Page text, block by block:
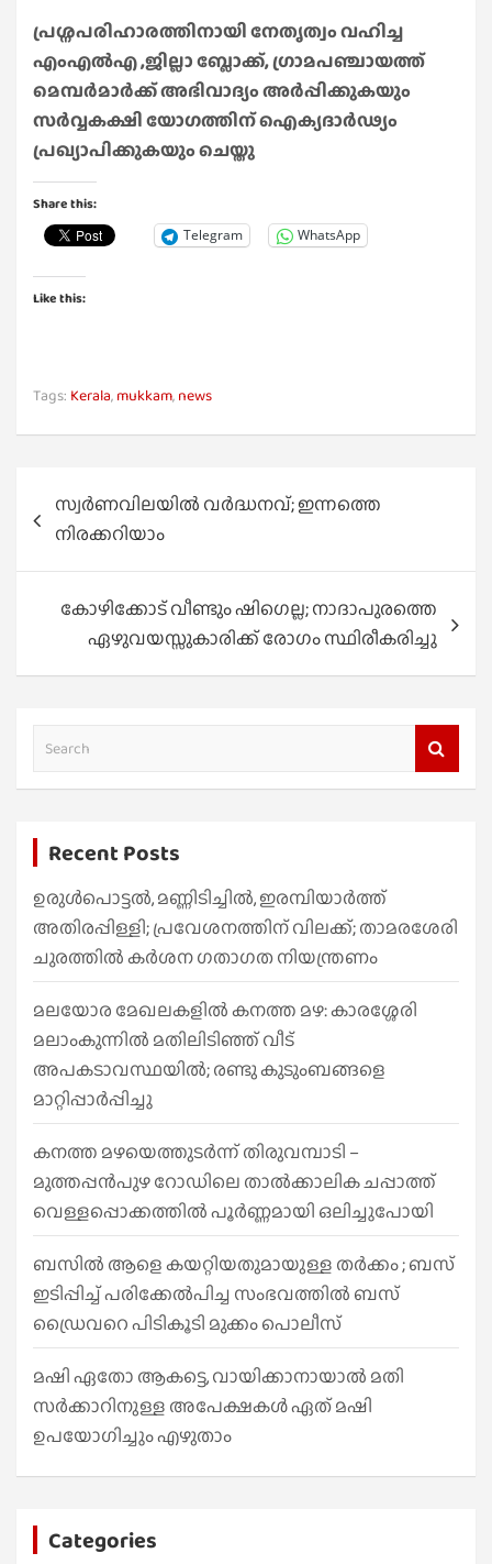
പ്രശ്നപരിഹാരത്തിനായി നേതൃത്വം വഹിച്ച
എംഎൽഎ ,ജില്ലാ ബ്ലോക്ക്, ഗ്രാമപഞ്ചായത്ത്
മെമ്പർമാർക്ക് അഭിവാദ്യം അർപ്പിക്കുകയും
സർവ്വകക്ഷി യോഗത്തിന് ഐക്യദാർഢ്യം
പ്രഖ്യാപിക്കുകയും ചെയ്തു
Share this:
Telegram WhatsApp
Like this:
Tags: Kerala, mukkam, news
navigation
സ്വർണവിലയിൽ വർദ്ധനവ്; ഇന്നത്തെ
നിരക്കറിയാം
കോഴിക്കോട് വീണ്ടും ഷിഗെല്ല; നാദാപുരത്തെ
ഏഴുവയസ്സുകാരിക്ക് രോഗം സ്ഥിരീകരിച്ചു
a
h
Recent Posts
ഉരുൾപൊട്ടൽ, മണ്ണിടിച്ചിൽ, ഇരമ്പിയാര്‍ത്ത്
അതിരപ്പിള്ളി; പ്രവേശനത്തിന് വിലക്ക്; താമരശേരി
ചുരത്തില്‍ കര്‍ശന ഗതാഗത നിയന്ത്രണം
മലയോര മേഖലകളിൽ കനത്ത മഴ: കാരശ്ശേരി
മലാംകുന്നിൽ മതിലിടിഞ്ഞ് വീട്
അപകടാവസ്ഥയിൽ; രണ്ടു കുടുംബങ്ങളെ
മാറ്റിപ്പാർപ്പിച്ചു
കനത്ത മഴയെത്തുടർന്ന് തിരുവമ്പാടി –
മുത്തപ്പൻപുഴ റോഡിലെ താൽക്കാലിക ചപ്പാത്ത്
വെള്ളപ്പൊക്കത്തിൽ പൂർണ്ണമായി ഒലിച്ചുപോയി
ബസിൽ ആളെ കയറ്റിയതുമായുള്ള തർക്കം ; ബസ്
ഇടിപ്പിച്ച് പരിക്കേൽപിച്ച സംഭവത്തിൽ ബസ്
ഡ്രൈവറെ പിടികൂടി മുക്കം പൊലീസ്
മഷി ഏതോ ആകട്ടെ, വായിക്കാനായാൽ മതി​
സർക്കാറിനുള്ള അപേക്ഷകൾ ഏത് മഷി
ഉപയോഗിച്ചും എഴുതാം
Categories